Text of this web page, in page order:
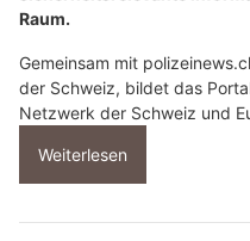
Raum.
Gemeinsam mit
der Schweiz, bildet das
Netzwerk der Schweiz und
Weiterlesen